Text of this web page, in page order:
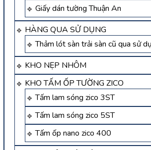
Giấy dán tường Thuận An
HÀNG QUA SỬ DỤNG
Thảm lót sàn trải sàn cũ qua sử
KHO NẸP NHÔM
KHO TẤM ỐP TƯỜNG ZICO
Tấm lam sóng zico 3ST
Tấm lam sóng zico 5ST
Tấm ốp nano zico 400